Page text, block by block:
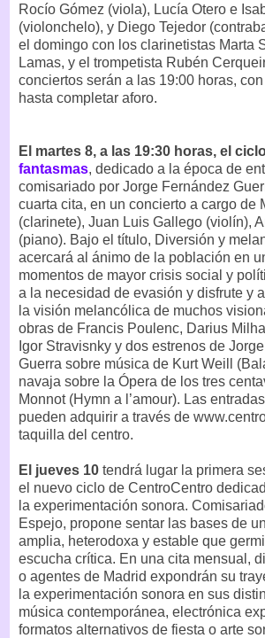
Rocío Gómez (viola), Lucía Otero e
(violonchelo), y Diego Tejedor
el domingo con los clarinetistas Marta
Lamas, y el trompetista Rubén
conciertos serán a las 19:00 horas,
hasta completar aforo.
El martes 8, a las 19:30 horas, el
fantasmas, dedicado a la época de
comisariado por Jorge Fernández
cuarta cita, en un concierto a cargo de
(clarinete), Juan Luis Gallego (violín),
(piano). Bajo el título, Diversión y
acercará al ánimo de la población en
momentos de mayor crisis social y
a la necesidad de evasión y disfrute y
la visión melancólica de muchos
obras de Francis Poulenc, Darius
Igor Stravisnky y dos estrenos de
Guerra sobre música de Kurt Weill
navaja sobre la Ópera de los tres
Monnot (Hymn a l’amour). Las
pueden adquirir a través de
taquilla del centro.
El jueves 10 tendrá lugar la primera
el nuevo ciclo de CentroCentro
la experimentación sonora.
Espejo, propone sentar las bases de
amplia, heterodoxa y estable que
escucha crítica. En una cita mensual,
o agentes de Madrid expondrán su
la experimentación sonora en sus
música contemporánea, electrónica
formatos alternativos de fiesta o arte